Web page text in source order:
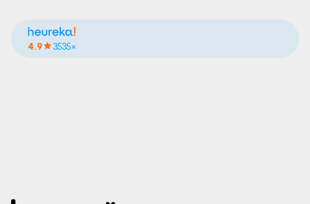
4.9 3535×